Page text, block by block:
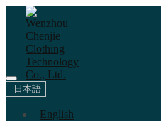
日本語
English